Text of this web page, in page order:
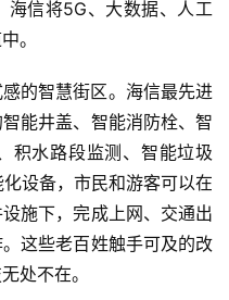
信将5G、大数据、人工
。
的智慧街区。海信最先进
能井盖、智能消防栓、智
积水路段监测、智能垃圾
设备，市民和游客可以在
施下，完成上网、交通出
这些老百姓触手可及的改
处不在。